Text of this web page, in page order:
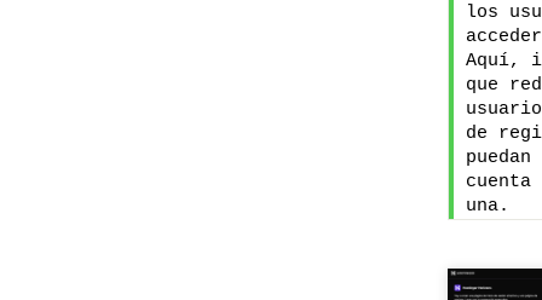
los
Aquí,
que
de
una.